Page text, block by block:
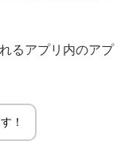
るアプリ内のアプ
！